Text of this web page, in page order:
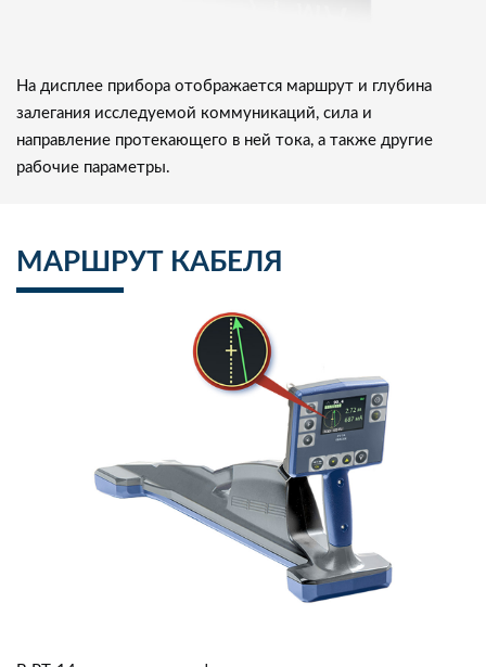
На дисплее прибора отображается маршрут и глубина
залегания исследуемой коммуникаций, сила и
направление протекающего в ней тока, а также другие
рабочие параметры.
МАРШРУТ КАБЕЛЯ